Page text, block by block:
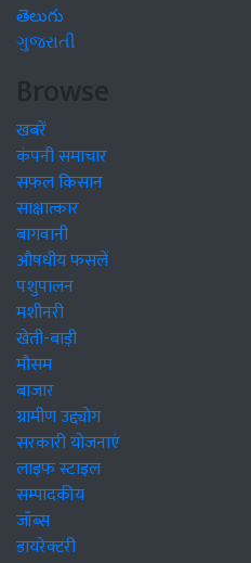
తెలుగు
ગુજરાતી
Browse
खबरें
कंपनी समाचार
सफल किसान
साक्षात्कार
बागवानी
औषधीय फसलें
पशुपालन
मशीनरी
खेती-बाड़ी
मौसम
बाजार
ग्रामीण उद्द्योग
सरकारी योजनाएं
लाइफ स्टाइल
सम्पादकीय
जॉब्स
डायरेक्टरी